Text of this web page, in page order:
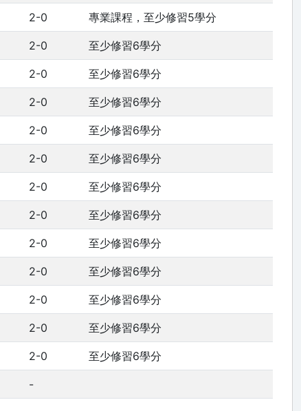
2-0 專業課程，至少修習5學分
2-0 至少修習6學分
2-0 至少修習6學分
2-0 至少修習6學分
2-0 至少修習6學分
2-0 至少修習6學分
2-0 至少修習6學分
2-0 至少修習6學分
2-0 至少修習6學分
2-0 至少修習6學分
2-0 至少修習6學分
2-0 至少修習6學分
2-0 至少修習6學分
-